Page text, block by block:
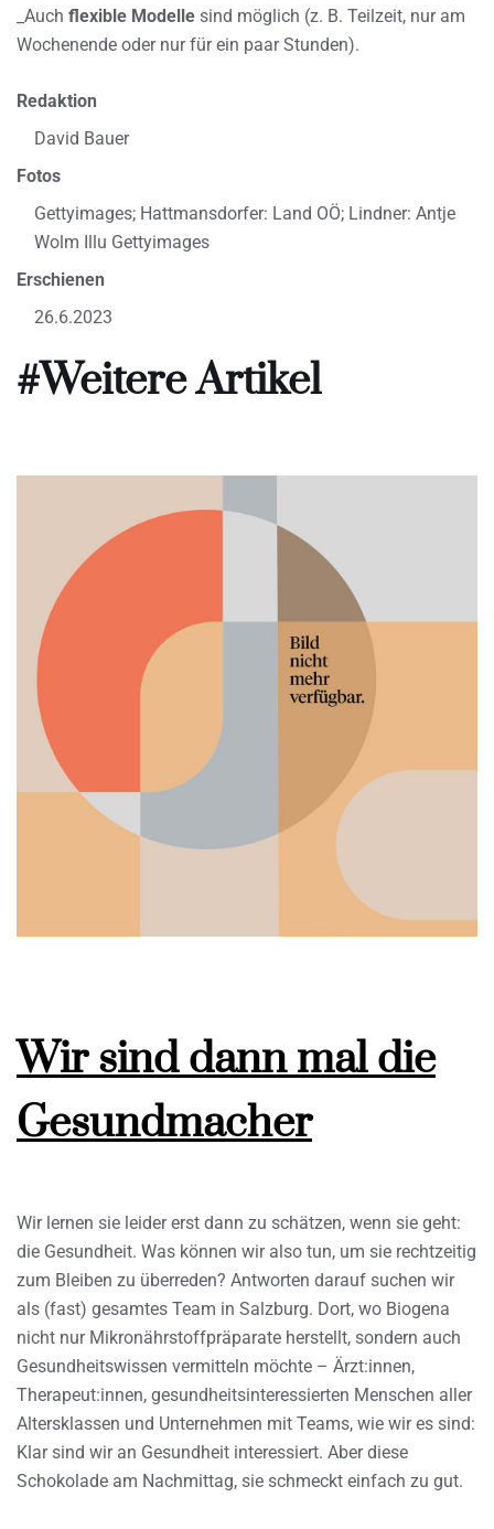
_Auch flexible Modelle sind möglich (z. B. Teilzeit, nur am
Wochenende oder nur für ein paar Stunden).
Redaktion
David Bauer
Fotos
Gettyimages; Hattmansdorfer: Land OÖ; Lindner: Antje
Wolm Illu Gettyimages
Erschienen
26.6.2023
#Weitere Artikel
Wir sind dann mal die
Gesundmacher
Wir lernen sie leider erst dann zu schätzen, wenn sie geht:
die Gesundheit. Was können wir also tun, um sie rechtzeitig
zum Bleiben zu überreden? Antworten darauf suchen wir
als (fast) gesamtes Team in Salzburg. Dort, wo Biogena
nicht nur Mikronährstoffpräparate herstellt, sondern auch
Gesundheitswissen vermitteln möchte – Ärzt:innen,
Therapeut:innen, gesundheitsinteressierten Menschen aller
Altersklassen und Unternehmen mit Teams, wie wir es sind:
Klar sind wir an Gesundheit interessiert. Aber diese
Schokolade am Nachmittag, sie schmeckt einfach zu gut.